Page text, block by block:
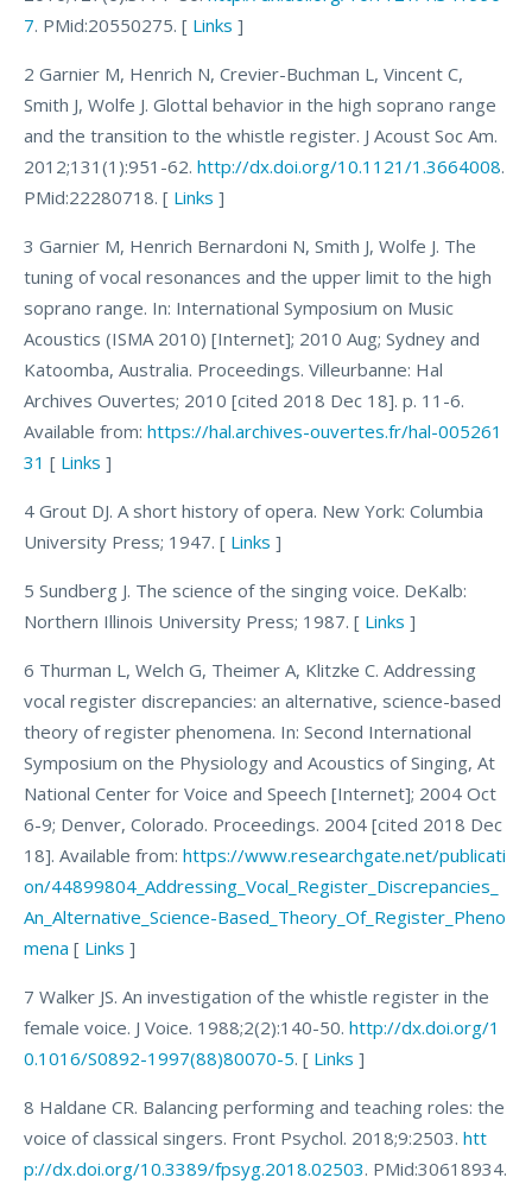
7. PMid:20550275. [ Links ]
2 Garnier M, Henrich N, Crevier-Buchman L, Vincent C,
Smith J, Wolfe J. Glottal behavior in the high soprano range
and the transition to the whistle register. J Acoust Soc Am.
2012;131(1):951-62. http://dx.doi.org/10.1121/1.3664008.
PMid:22280718. [ Links ]
3 Garnier M, Henrich Bernardoni N, Smith J, Wolfe J. The
tuning of vocal resonances and the upper limit to the high
soprano range. In: International Symposium on Music
Acoustics (ISMA 2010) [Internet]; 2010 Aug; Sydney and
Katoomba, Australia. Proceedings. Villeurbanne: Hal
Archives Ouvertes; 2010 [cited 2018 Dec 18]. p. 11-6.
Available from: https://hal.archives-ouvertes.fr/hal-005261
31 [ Links ]
4 Grout DJ. A short history of opera. New York: Columbia
University Press; 1947. [ Links ]
5 Sundberg J. The science of the singing voice. DeKalb:
Northern Illinois University Press; 1987. [ Links ]
6 Thurman L, Welch G, Theimer A, Klitzke C. Addressing
vocal register discrepancies: an alternative, science-based
theory of register phenomena. In: Second International
Symposium on the Physiology and Acoustics of Singing, At
National Center for Voice and Speech [Internet]; 2004 Oct
6-9; Denver, Colorado. Proceedings. 2004 [cited 2018 Dec
18]. Available from: https://www.researchgate.net/publicati
on/44899804_Addressing_Vocal_Register_Discrepancies_
An_Alternative_Science-Based_Theory_Of_Register_Pheno
mena [ Links ]
7 Walker JS. An investigation of the whistle register in the
female voice. J Voice. 1988;2(2):140-50. http://dx.doi.org/1
0.1016/S0892-1997(88)80070-5. [ Links ]
8 Haldane CR. Balancing performing and teaching roles: the
voice of classical singers. Front Psychol. 2018;9:2503. htt
p://dx.doi.org/10.3389/fpsyg.2018.02503. PMid:30618934.